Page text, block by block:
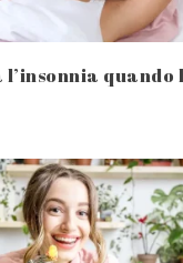
l’insonnia quando